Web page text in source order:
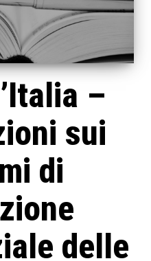
–
sui
di
delle